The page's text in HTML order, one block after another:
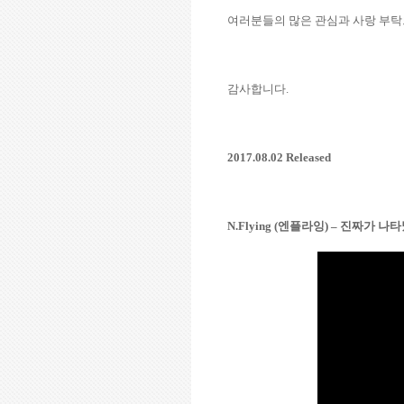
여러분들의 많은 관심과 사랑 부
감사합니다.
2017.08.02 Released
N.Flying (엔플라잉) – 진짜가 나